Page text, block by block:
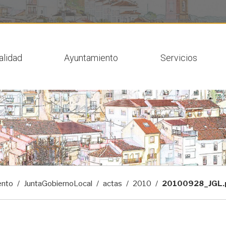
Ayuntamiento Servicios
JuntaGobiernoLocal actas 2010